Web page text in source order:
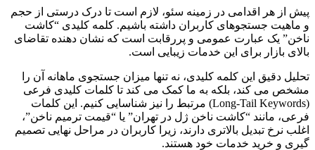
پیش از هر اقدامی در زمینه سئو، لازم است تا درک درستی از حجم
و ماهیت جستجوهای کاربران داشته باشیم. کلمه کلیدی “کاشت
ناخن” یک عبارت عمومی و پررقابت است که نشان دهنده تقاضای
بالای بازار برای این خدمات زیبایی است.
تحلیل دقیق این کلمه کلیدی، نه تنها میزان جستجوی ماهانه آن را
مشخص می کند، بلکه به ما کمک می کند تا کلمات کلیدی فرعی
(Long-Tail Keywords) مرتبط را نیز شناسایی کنیم. این کلمات
فرعی، مانند “کاشت ناخن ژل در تهران” یا “قیمت ترمیم ناخن”،
اغلب نرخ تبدیل بالاتری دارند، زیرا کاربران در مراحل نهایی تصمیم
گیری و خرید خدمات خود هستند.